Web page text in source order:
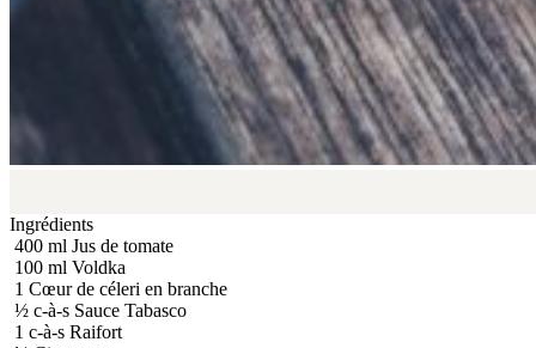
Ingrédients
400 ml Jus de tomate
100 ml Voldka
1 Cœur de céleri en branche
½ c-à-s Sauce Tabasco
1 c-à-s Raifort